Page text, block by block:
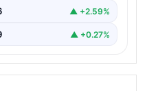
▲ +2.59%
▲ +0.27%